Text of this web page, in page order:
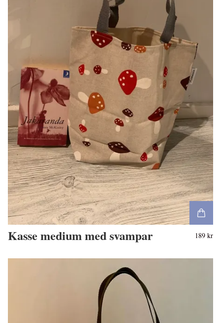
Kasse medium med svampar 189 kr